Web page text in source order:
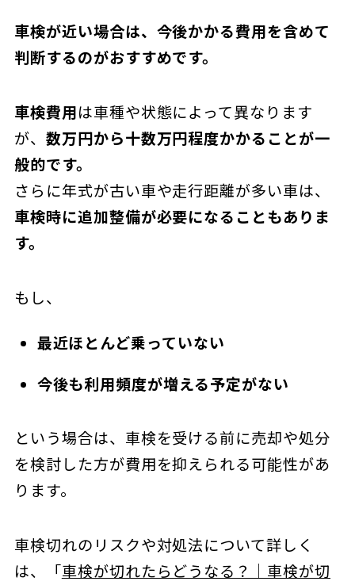
車検が近い場合は、今後かかる費用を含めて
判断するのがおすすめです。
車検費用は車種や状態によって異なります
が、 数万円から十数万円程度かかることが一
般的です。
さらに年式が古い車や走行距離が多い車は、
車検時に追加整備が必要になることもありま
す。
もし、
最近ほとんど乗っていない
今後も利用頻度が増える予定がない
という場合は、車検を受ける前に売却や処分
を検討した方が費用を抑えられる可能性があ
ります。
車検切れのリスクや対処法について詳しく
は、「車検が切れたらどうなる？｜車検が切